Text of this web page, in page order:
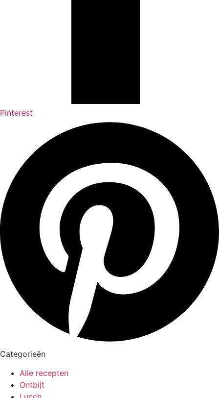
Pinterest
Categorieën
Alle recepten
Ontbijt